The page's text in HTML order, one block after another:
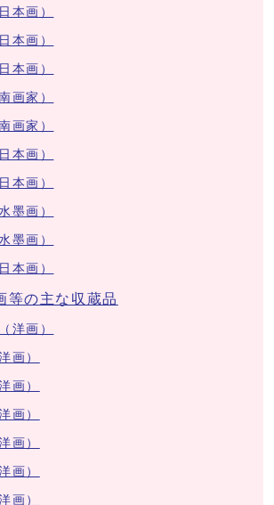
本画）
本画）
本画）
画家）
画家）
本画）
本画）
墨画）
墨画）
本画）
等の主な収蔵品
洋画）
画）
画）
画）
画）
画）
画）